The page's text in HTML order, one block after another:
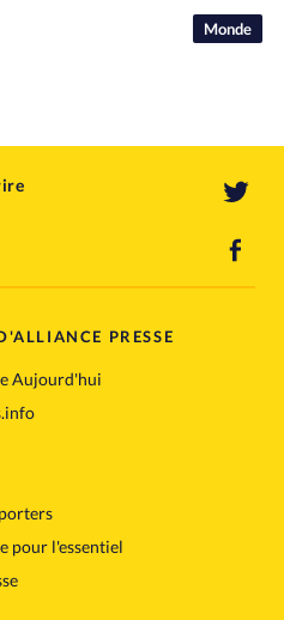
Monde
PRESSE
Aujourd'hui
pour l'essentiel